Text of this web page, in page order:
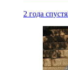
2 года спустя